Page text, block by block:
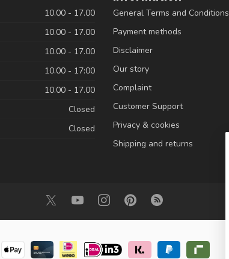
10.00 - 17.00
10.00 - 17.00
10.00 - 17.00
10.00 - 17:00
10.00 - 17.00
Closed
Closed
General Terms and Conditions
Payment methods
Disclaimer
Our story
Complaint
Customer Support
Privacy & cookies
Shipping and returns